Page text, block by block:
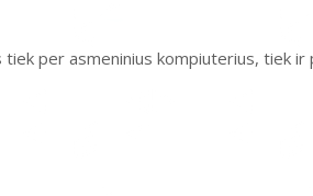
per asmeninius kompiuterius, tiek